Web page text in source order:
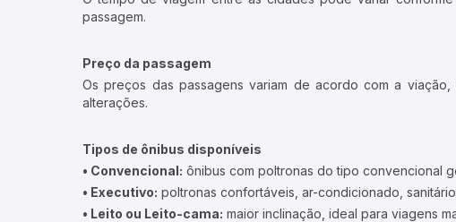
passagem.
Preço da passagem
Os preços das passagens variam de acordo com a
alterações.
Tipos de ônibus disponíveis
• Convencional: ônibus com poltronas do tipo convencional
• Executivo: poltronas confortáveis, ar-condicionado,
• Leito ou Leito-cama: maior inclinação, ideal para viagens